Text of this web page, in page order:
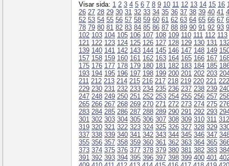
Visar sida: 1 2 3 4 5 6 7 8 9 10 11 12 13 14 15 16
26 27 28 29 30 31 32 33 34 35 36 37 38 39 40 41
52 53 54 55 56 57 58 59 60 61 62 63 64 65 66 67
78 79 80 81 82 83 84 85 86 87 88 89 90 91 92 93
102 103 104 105 106 107 108 109 110 111 112 113
121 122 123 124 125 126 127 128 129 130 131
139 140 141 142 143 144 145 146 147 148 149
157 158 159 160 161 162 163 164 165 166 167
175 176 177 178 179 180 181 182 183 184 185
193 194 195 196 197 198 199 200 201 202 203
211 212 213 214 215 216 217 218 219 220 221 222
229 230 231 232 233 234 235 236 237 238 239
247 248 249 250 251 252 253 254 255 256 257
265 266 267 268 269 270 271 272 273 274 275
283 284 285 286 287 288 289 290 291 292 293
301 302 303 304 305 306 307 308 309 310 311 312
319 320 321 322 323 324 325 326 327 328 329
337 338 339 340 341 342 343 344 345 346 347
355 356 357 358 359 360 361 362 363 364 365
373 374 375 376 377 378 379 380 381 382 383
391 392 393 394 395 396 397 398 399 400 401